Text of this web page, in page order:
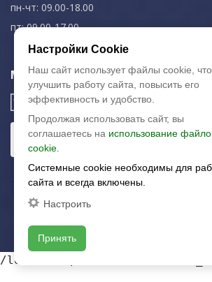
пн-чт: 09.00-18.00
пт: 09.00-17.00
Мы в соц. сетях
© 2003-2026 «Арткерамика». Все
/local/templates/
Настройки Cookie
Наш сайт использует файлы cookie,
улучшить работу сайта, повысить его
эффективность и удобство.
Продолжая использовать сайт, вы
соглашаетесь на использование
cookie.
Системные cookie необходимы для
сайта и всегда включены.
Настроить
Принять